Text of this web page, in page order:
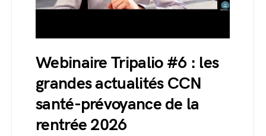
Webinaire Tripalio #6 : les
grandes actualités CCN
santé-prévoyance de la
rentrée 2026